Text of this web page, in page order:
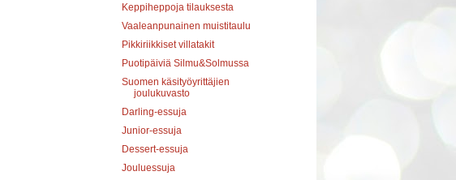
Keppiheppoja tilauksesta
Vaaleanpunainen muistitaulu
Pikkiriikkiset villatakit
Puotipäiviä Silmu&Solmussa
Suomen käsityöyrittäjien
joulukuvasto
Darling-essuja
Junior-essuja
Dessert-essuja
Jouluessuja